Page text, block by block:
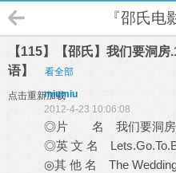
『邵氏电
【115】【邵氏】我们要洞
语】
看全部
点击重新加载
miumiu
2012-4-23 10:06:08
◎片 名 我们要洞房
◎英 文 名
◎其 他 名 The